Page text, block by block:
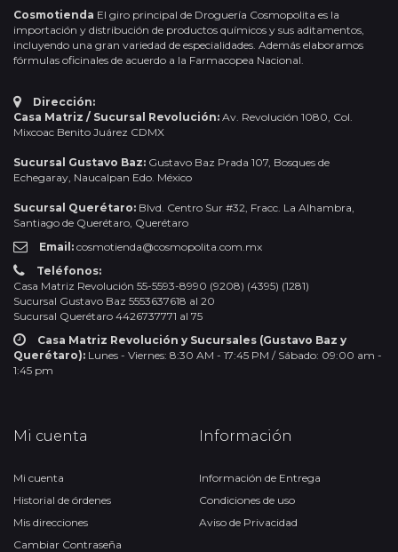
Cosmotienda El giro principal de Droguería Cosmopolita es la
importación y distribución de productos químicos y sus aditamentos,
incluyendo una gran variedad de especialidades. Además elaboramos
fórmulas oficinales de acuerdo a la Farmacopea Nacional.
Dirección:
Casa Matriz / Sucursal Revolución: Av. Revolución 1080, Col.
Mixcoac Benito Juárez CDMX
Sucursal Gustavo Baz: Gustavo Baz Prada 107, Bosques de
Echegaray, Naucalpan Edo. México
Sucursal Querétaro: Blvd. Centro Sur #32, Fracc. La Alhambra,
Santiago de Querétaro, Querétaro
Email: cosmotienda@cosmopolita.com.mx
Teléfonos:
Casa Matriz Revolución 55-5593-8990 (9208) (4395) (1281)
Sucursal Gustavo Baz 5553637618 al 20
Sucursal Querétaro 4426737771 al 75
Casa Matriz Revolución y Sucursales (Gustavo Baz y
Querétaro): Lunes - Viernes: 8:30 AM - 17:45 PM / Sábado: 09:00 am -
1:45 pm
Mi cuenta
Mi cuenta
Historial de órdenes
Mis direcciones
Cambiar Contraseña
Información
Información de Entrega
Condiciones de uso
Aviso de Privacidad